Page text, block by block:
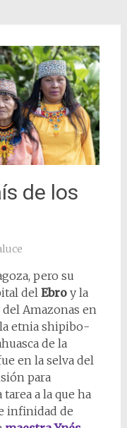
de los
pero su
del Ebroy la
Amazonas en
etnia shipibo-
de la
en la selva del
para
a la que ha
infinidad de